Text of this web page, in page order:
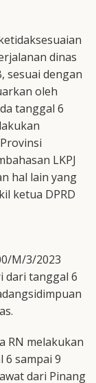
dinas
sesuai dengan
oleh
tanggal 6
LKPJ
hal lain yang
ketua DPRD
M/3/2023
dari tanggal 6
RN melakukan
6 sampai 9
dari Pinang